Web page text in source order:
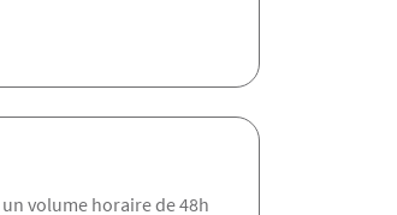
volume horaire de 48h